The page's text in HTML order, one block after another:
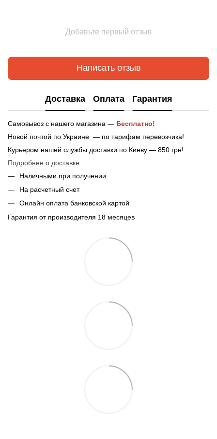
Добавьте первый отзыв
Написать отзыв
Доставка Оплата Гарантия
Самовывоз с нашего магазина — Бесплатно!
Новой почтой по Украине — по тарифам перевозчика!
Курьером нашей службы доставки по Киеву — 850 грн!
Подробнее о доставке
Наличными при получении
На расчетный счет
Онлайн оплата банковской картой
Гарантия от производителя 18 месяцев